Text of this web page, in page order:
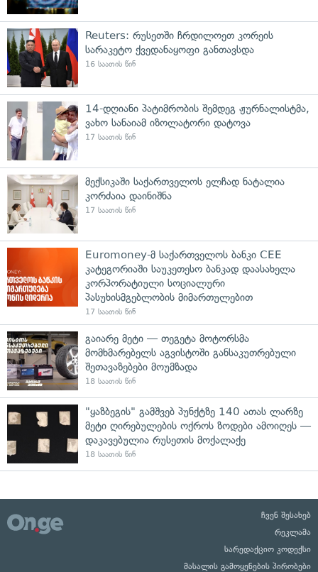
Reuters: რუსეთში ჩრდილოეთ კორეის
სარაკეტო ქვედანაყოფი განთავსდა
16 საათის წინ
14-დღიანი პატიმრობის შემდეგ ჟურნალისტმა,
ვახო სანაიამ იზოლატორი დატოვა
17 საათის წინ
მექსიკაში საქართველოს ელჩად ნატალია
კორძაია დაინიშნა
17 საათის წინ
Euromoney-მ საქართველოს ბანკი CEE
კატეგორიაში საუკეთესო ბანკად დაასახელა
კორპორატიული სოციალური
პასუხისმგებლობის მიმართულებით
17 საათის წინ
გაიარე მეტი — თეგეტა მოტორსმა
მომხმარებელს აგვისტოში განსაკუთრებული
შეთავაზებები მოუმზადა
18 საათის წინ
"ყაზბეგის" გამშვებ პუნქტზე 140 ათას ლარზე
მეტი ღირებულების ოქროს ზოდები ამოიღეს —
დაკავებულია რუსეთის მოქალაქე
18 საათის წინ
ჩვენ შესახებ
რეკლამა
სარედაქციო კოდექსი
მასალის გამოყენების პირობები